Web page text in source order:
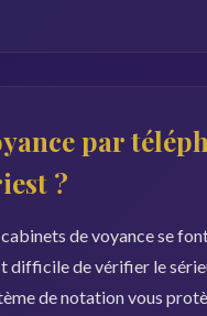
par
?
cabinets de voyance se
difficile de vérifier le
de notation vous